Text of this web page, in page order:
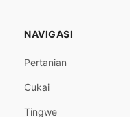
NAVIGASI
Pertanian
Cukai
Tingwe